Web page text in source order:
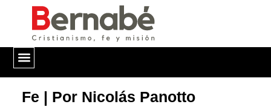
Fe | Por Nicolás Panotto